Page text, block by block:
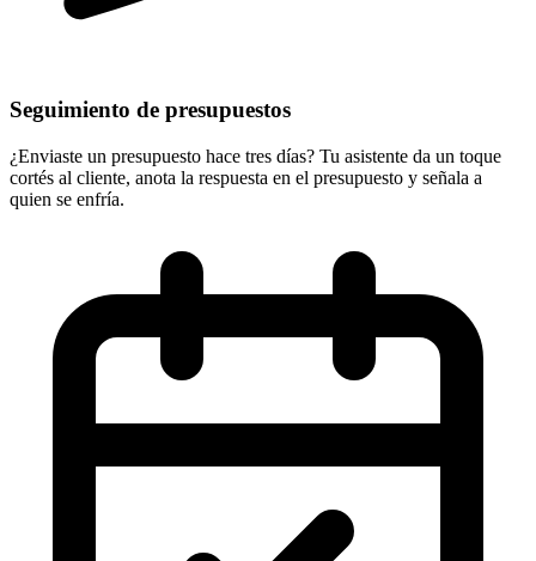
Seguimiento de presupuestos
¿Enviaste un presupuesto hace tres días? Tu asistente da un toque
cortés al cliente, anota la respuesta en el presupuesto y señala a
quien se enfría.